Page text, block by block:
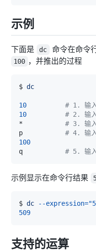
示例
下面是 dc 命令在命令
100 ，并推出的过程
$ dc
10
# 1. 输
10
# 2. 输
* # 3. 输入
p # 4. 输入
100
q # 5. 输
示例显示在命令行结果
$ dc --expression=
509
支持的运算